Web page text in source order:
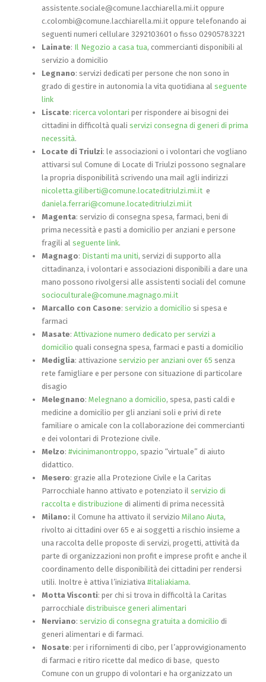
assistente.sociale@comune.lacchiarella.mi.it oppure
c.colombi@comune.lacchiarella.mi.it oppure telefonando ai
seguenti numeri cellulare 3292103601 o fisso 02905783221
Lainate: Il Negozio a casa tua, commercianti disponibili al
servizio a domicilio
Legnano: servizi dedicati per persone che non sono in
grado di gestire in autonomia la vita quotidiana al seguente
link
Liscate: ricerca volontari per rispondere ai bisogni dei
cittadini in difficoltà quali servizi consegna di generi di prima
necessità.
Locate di Triulzi: le associazioni o i volontari che vogliano
attivarsi sul Comune di Locate di Triulzi possono segnalare
la propria disponibilità scrivendo una mail agli indirizzi
nicoletta.giliberti@comune.locateditriulzi.mi.it e
daniela.ferrari@comune.locateditriulzi.mi.it
Magenta: servizio di consegna spesa, farmaci, beni di
prima necessità e pasti a domicilio per anziani e persone
fragili al seguente link.
Magnago: Distanti ma uniti, servizi di supporto alla
cittadinanza, i volontari e associazioni disponibili a dare una
mano possono rivolgersi alle assistenti sociali del comune
socioculturale@comune.magnago.mi.it
Marcallo con Casone: servizio a domicilio si spesa e
farmaci
Masate: Attivazione numero dedicato per servizi a
domicilio quali consegna spesa, farmaci e pasti a domicilio
Mediglia: attivazione servizio per anziani over 65 senza
rete famigliare e per persone con situazione di particolare
disagio
Melegnano: Melegnano a domicilio, spesa, pasti caldi e
medicine a domicilio per gli anziani soli e privi di rete
familiare o amicale con la collaborazione dei commercianti
e dei volontari di Protezione civile.
Melzo: #vicinimanontroppo, spazio “virtuale” di aiuto
didattico.
Mesero: grazie alla Protezione Civile e la Caritas
Parrocchiale hanno attivato e potenziato il servizio di
raccolta e distribuzione di alimenti di prima necessità
Milano: il Comune ha attivato il servizio Milano Aiuta,
rivolto ai cittadini over 65 e ai soggetti a rischio insieme a
una raccolta delle proposte di servizi, progetti, attività da
parte di organizzazioni non profit e imprese profit e anche il
coordinamento delle disponibilità dei cittadini per rendersi
utili. Inoltre è attiva l’iniziativa #italiakiama.
Motta Visconti: per chi si trova in difficoltà la Caritas
parrocchiale distribuisce generi alimentari
Nerviano: servizio di consegna gratuita a domicilio di
generi alimentari e di farmaci.
Nosate: per i rifornimenti di cibo, per l’approvvigionamento
di farmaci e ritiro ricette dal medico di base, questo
Comune con un gruppo di volontari e ha organizzato un